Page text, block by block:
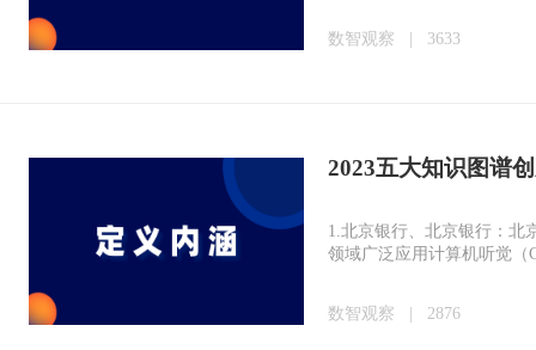
数智观察 | 3633
2023五大知识图谱
1.北京银行、北京银行：北
领域广泛应用计算机听觉
数智观察 | 2876